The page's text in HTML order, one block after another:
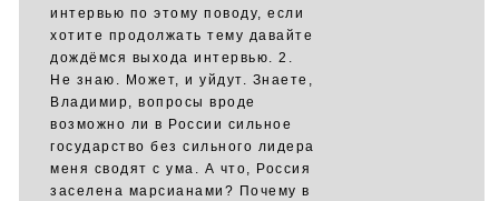
интервью по этому поводу, если
хотите продолжать тему давайте
дождёмся выхода интервью. 2.
Не знаю. Может, и уйдут. Знаете,
Владимир, вопросы вроде
возможно ли в России сильное
государство без сильного лидера
меня сводят с ума. А что, Россия
заселена марсианами? Почему в